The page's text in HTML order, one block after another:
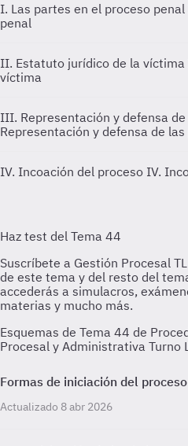
I. Las partes en el proceso penal
penal
II. Estatuto jurídico de la víctima
víctima
III. Representación y defensa
Representación y defensa de
IV. Incoación del proceso IV.
Esquemas de Tema 44 de
Procesal y Administrativa Turno
Formas de iniciación del
Actualizado 8 abr 2026